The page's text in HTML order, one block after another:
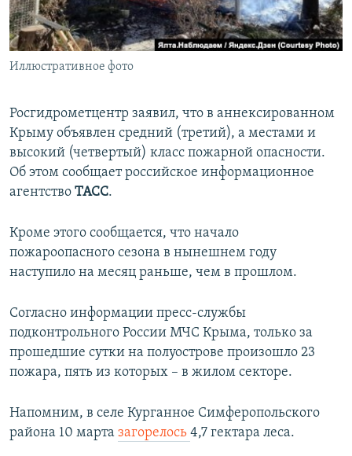
ПОБЕДИТЕЛЕЙ НЕ СУДЯТ?
КРЫМ.НЕПОКОРЕННЫЙ
ELIFBE
ПРИСОЕДИНЯЙТЕСЬ!
Все сайты RFE/RL
Иллюстративное фото
Росгидрометцентр заявил, что в аннексированном
Крыму объявлен средний (третий), а местами и
высокий (четвертый) класс пожарной опасности.
Об этом сообщает российское информационное
агентство ТАСС.
Кроме этого сообщается, что начало
пожароопасного сезона в нынешнем году
наступило на месяц раньше, чем в прошлом.
Согласно информации пресс-службы
подконтрольного России МЧС Крыма, только за
прошедшие сутки на полуострове произошло 23
пожара, пять из которых – в жилом секторе.
Напомним, в селе Курганное Симферопольского
района 10 марта загорелось 4,7 гектара леса.